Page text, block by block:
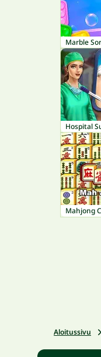
Marble
Hospital
Mahjong
Aloitussivu